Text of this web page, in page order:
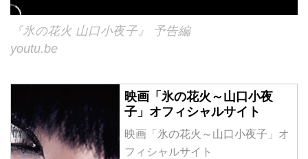
『氷の花火 山口小夜子』 予告編
youtu.be
映画「氷の花火～山口小夜
子」オフィシャルサイト
映画「氷の花火～山口小夜子」オ
フィシャルサイト